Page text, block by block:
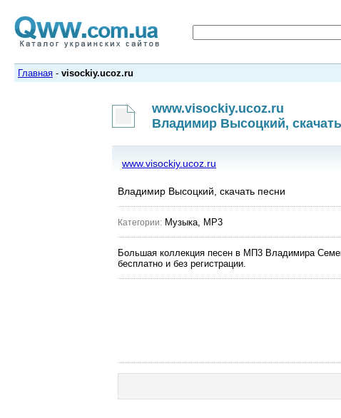
Главная - visockiy.ucoz.ru
www.visockiy.ucoz.ru
Владимир Высоцкий,
www.visockiy.ucoz.ru
Владимир Высоцкий, скачать песни
Категории: Музыка, MP3
Большая коллекция песен в МП3 Владимира
бесплатно и без регистрации.